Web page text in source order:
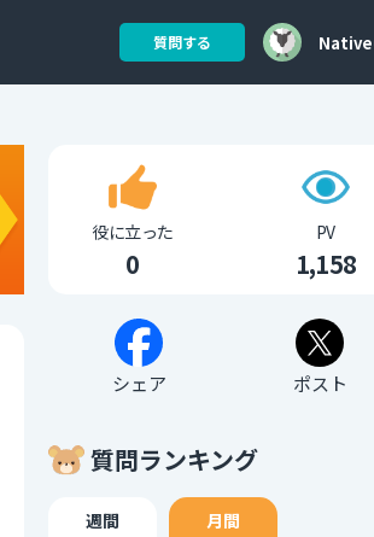
質問する
役に立った
0
PV
1,158
シェア ポスト
質問ランキング
週間 月間